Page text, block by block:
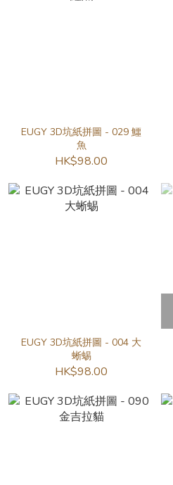
EUGY 3D坑紙拼圖 - 029 鱷
魚
HK$98.00
EUGY 3D坑紙拼圖 - 004 大
蜥蜴
HK$98.00